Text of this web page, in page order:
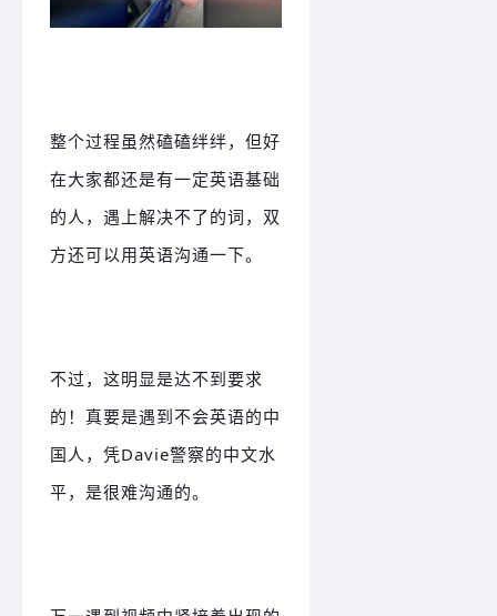
整个过程虽然磕磕绊绊，但好
在大家都还是有一定英语基础
的人，遇上解决不了的词，双
方还可以用英语沟通一下。
不过，这明显是达不到要求
的！ 真要是遇到不会英语的中
国人，凭Davie警察的中文水
平，是很难沟通的。